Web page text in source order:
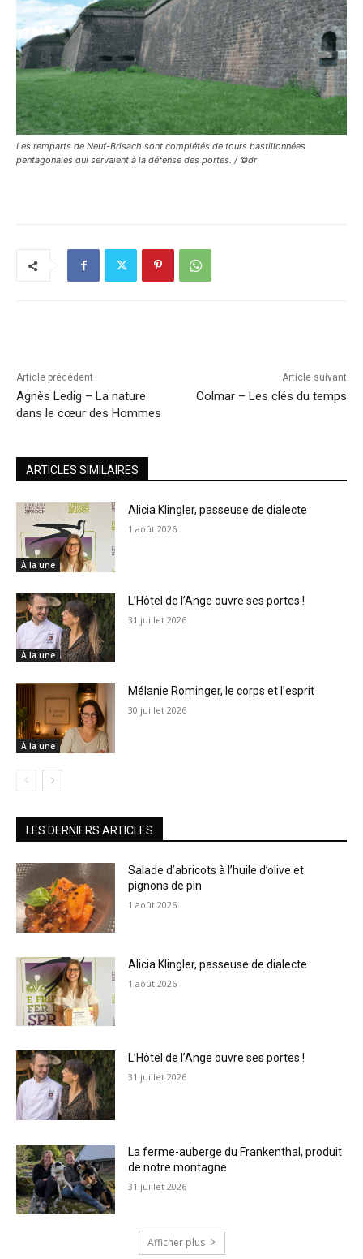
Les remparts de Neuf-Brisach sont complétés de tours bastillonnées
pentagonales qui servaient à la défense des portes. / ©dr
Article précédent
Agnès Ledig – La nature
dans le cœur des Hommes
Article suivant
Colmar – Les clés du temps
ARTICLES SIMILAIRES
À la une
Alicia Klingler, passeuse de dialecte
1 août 2026
À la une
L’Hôtel de l’Ange ouvre ses portes !
31 juillet 2026
À la une
Mélanie Rominger, le corps et l’esprit
30 juillet 2026
LES DERNIERS ARTICLES
Salade d’abricots à l’huile d’olive et
pignons de pin
1 août 2026
Alicia Klingler, passeuse de dialecte
1 août 2026
L’Hôtel de l’Ange ouvre ses portes !
31 juillet 2026
La ferme-auberge du Frankenthal, produit
de notre montagne
31 juillet 2026
Afficher plus